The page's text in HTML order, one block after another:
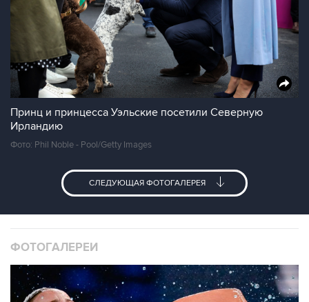
Принц и принцесса Уэльские посетили Северную
Ирландию
Фото: Phil Noble - Pool/Getty Images
СЛЕДУЮЩАЯ ФОТОГАЛЕРЕЯ
ФОТОГАЛЕРЕИ